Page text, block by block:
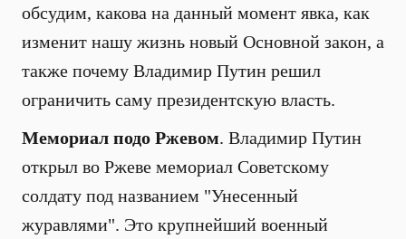
обсудим, какова на данный момент явка, как
изменит нашу жизнь новый Основной закон, а
также почему Владимир Путин решил
ограничить саму президентскую власть.
Мемориал подо Ржевом. Владимир Путин
открыл во Ржеве мемориал Советскому
солдату под названием "Унесенный
журавлями". Это крупнейший военный